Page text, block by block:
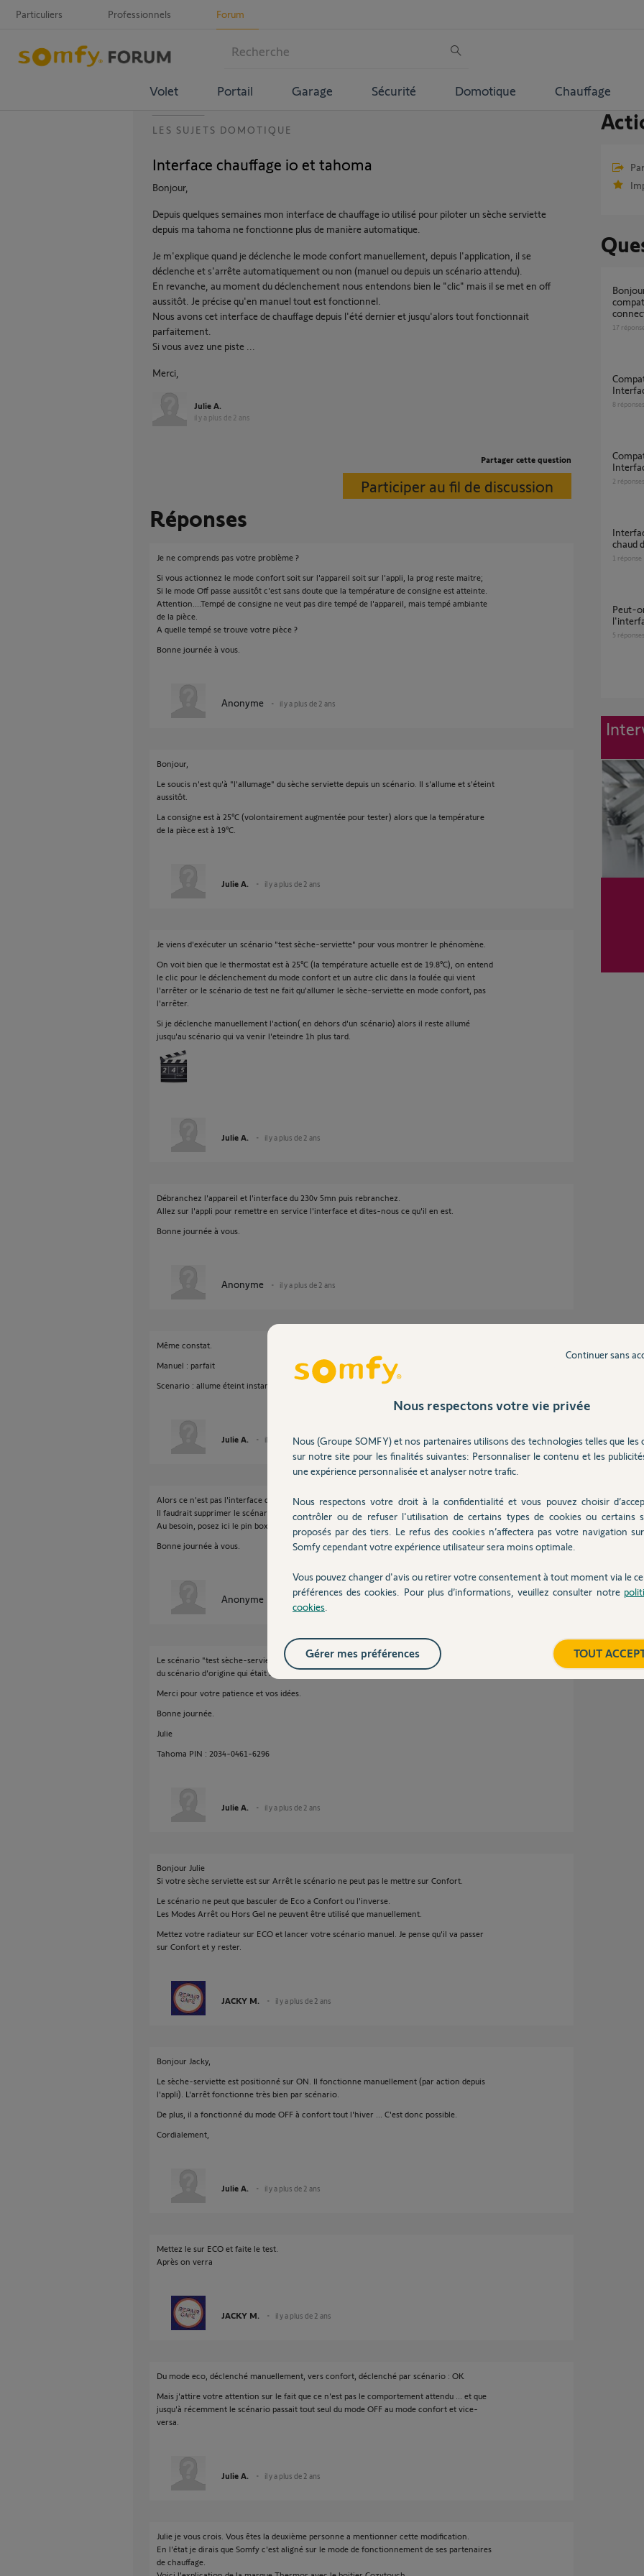
Particuliers Professionnels Forum
Volet Portail Garage Sécurité Domotique Chauffage
LES SUJETS DOMOTIQUE
Interface chauffage io et tahoma
Bonjour,
Depuis quelques semaines mon interface de chauffage io utilisé pour piloter un sèche serviette
depuis ma tahoma ne fonctionne plus de manière automatique.
Je m'explique quand je déclenche le mode confort manuellement, depuis l'application, il se
déclenche et s'arrête automatiquement ou non (manuel ou depuis un scénario attendu).
En revanche, au moment du déclenchement nous entendons bien le "clic" mais il se met en off
aussitôt. Je précise qu'en manuel tout est fonctionnel.
Nous avons cet interface de chauffage depuis l'été dernier et jusqu'alors tout fonctionnait
parfaitement.
Si vous avez une piste ...
Merci,
Julie A.
il y a plus de 2 ans
Partager cette question
Participer au fil de discussion
Réponses
Je ne comprends pas votre problème ?
Si vous actionnez le mode confort soit sur l'appareil soit sur l'appli, la prog reste maitre;
Si le mode Off passe aussitôt c'est sans doute que la température de consigne est atteinte.
Attention....Tempé de consigne ne veut pas dire tempé de l'appareil, mais tempé ambiante
de la pièce.
A quelle tempé se trouve votre pièce ?
Bonne journée à vous.
Anonyme il y a plus de 2 ans
Bonjour,
Le soucis n'est qu'à "l'allumage" du sèche serviette depuis un scénario. Il s'allume et s'éteint
aussitôt.
La consigne est à 25°C (volontairement augmentée pour tester) alors que la température
de la pièce est à 19°C.
Julie A. il y a plus de 2 ans
Je viens d'exécuter un scénario "test sèche-serviette" pour vous montrer le phénomène.
On voit bien que le thermostat est à 25°C (la température actuelle est de 19.8°C), on entend
le clic pour le déclenchement du mode confort et un autre clic dans la foulée qui vient
l'arrêter or le scénario de test ne fait qu'allumer le sèche-serviette en mode confort, pas
l'arrêter.
Si je déclenche manuellement l'action( en dehors d'un scénario) alors il reste allumé
jusqu'au scénario qui va venir l'eteindre 1h plus tard.
Julie A. il y a plus de 2 ans
Débranchez l'appareil et l'interface du 230v 5mn puis rebranchez.
Allez sur l'appli pour remettre en service l'interface et dites-nous ce qu'il en est.
Bonne journée à vous.
Anonyme il y a plus de 2 ans
Même constat.
Manuel : parfait
Scenario : allume éteint instantanément
Julie A. il y a plus de 2 ans
Alors ce n'est pas l'interface qu'il faut incriminer puisqu'elle fonctionne en mode manu.
Il faudrait supprimer le scénario et le fabriquer à nouveau.
Au besoin, posez ici le pin box pour qu'un Yellow's regarde si pas d'anomalie.
Bonne journée à vous.
Anonyme il y a plus de 2 ans
Le scénario "test sèche-serviette" vient d'être créé avec vous. Je voulais éliminer la piste
du scénario d'origine qui était bug.
Merci pour votre patience et vos idées.
Bonne journée.
Julie
Tahoma PIN : 2034-0461-6296
Julie A. il y a plus de 2 ans
Bonjour Julie
Si votre sèche serviette est sur Arrêt le scénario ne peut pas le mettre sur Confort.
Le scénario ne peut que basculer de Eco a Confort ou l'inverse.
Les Modes Arrêt ou Hors Gel ne peuvent être utilisé que manuellement.
Mettez votre radiateur sur ECO et lancer votre scénario manuel. Je pense qu'il va passer
sur Confort et y rester.
JACKY M. il y a plus de 2 ans
Bonjour Jacky,
Le sèche-serviette est positionné sur ON. Il fonctionne manuellement (par action depuis
l'appli). L'arrêt fonctionne très bien par scénario.
De plus, il a fonctionné du mode OFF à confort tout l'hiver ... C'est donc possible.
Cordialement,
Julie A. il y a plus de 2 ans
Mettez le sur ECO et faite le test.
Après on verra
JACKY M. il y a plus de 2 ans
Du mode eco, déclenché manuellement, vers confort, déclenché par scénario : OK
Mais j'attire votre attention sur le fait que ce n'est pas le comportement attendu ... et que
jusqu'à récemment le scénario passait tout seul du mode OFF au mode confort et vice-
versa.
Julie A. il y a plus de 2 ans
Julie je vous crois. Vous êtes la deuxième personne a mentionner cette modification.
En l'état je dirais que Somfy c'est aligné sur le mode de fonctionnement de ses partenaires
de chauffage.
bonjour, l interface chauffage fil pilote io est il
17
Compatibilité Chauffage Electrique et
8 réponses
Compatibilité d'un Chauffage Electrique et
2 réponses
Interface de chauffage io deviens un peu
chaud
1 réponse
peut-on commander sans smartphone
5 réponses
Nous respectons votre vie privée
Nous (Groupe SOMFY) et nos partenaires utilisons des technologies telles que les
sur notre site pour les finalités suivantes: Personnaliser le contenu et les
une expérience personnalisée et analyser notre trafic.
Nous respectons votre droit à la confidentialité et vous pouvez choisir
contrôler ou de refuser l'utilisation de certains types de cookies ou certains
proposés par des tiers. Le refus des cookies n’affectera pas votre navigation
Somfy cependant votre expérience utilisateur sera moins optimale.
Vous pouvez changer d'avis ou retirer votre consentement à tout moment via le
préférences des cookies. Pour plus d’informations, veuillez consulter notre
cookies
Continuer sans
TOUT
Gérer mes préférences